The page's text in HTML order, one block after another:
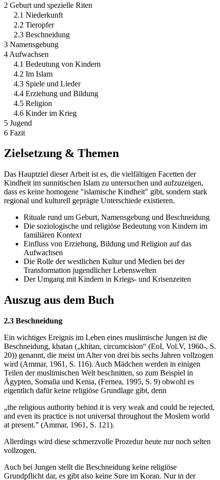
2 Geburt und spezielle Riten
2.1 Niederkunft
2.2 Tieropfer
2.3 Beschneidung
3 Namensgebung
4 Aufwachsen
4.1 Bedeutung von Kindern
4.2 Im Islam
4.3 Spiele und Lieder
4.4 Erziehung und Bildung
4.5 Religion
4.6 Kinder im Krieg
5 Jugend
6 Fazit
Zielsetzung & Themen
Das Hauptziel dieser Arbeit ist es, die vielfältigen Facetten der
Kindheit im sunnitischen Islam zu untersuchen und aufzuzeigen,
dass es keine homogene "islamische Kindheit" gibt, sondern stark
regional und kulturell geprägte Unterschiede existieren.
Rituale rund um Geburt, Namensgebung und Beschneidung
Die soziologische und religiöse Bedeutung von Kindern im
familiären Kontext
Einfluss von Erziehung, Bildung und Religion auf das
Aufwachsen
Die Rolle der westlichen Kultur und Medien bei der
Transformation jugendlicher Lebenswelten
Der Umgang mit Kindern in Kriegs- und Krisenzeiten
Auszug aus dem Buch
2.3 Beschneidung
Ein wichtiges Ereignis im Leben eines muslimische Jungen ist die
Beschneidung, khatan („khitan, circumcision“ (EoI, Vol.V, 1960-, S.
20)) genannt, die meist im Alter von drei bis sechs Jahren vollzogen
wird (Ammar, 1961, S. 116). Auch Mädchen werden in einigen
Teilen der muslimischen Welt beschnitten, so zum Beispiel in
Ägypten, Somalia und Kenia, (Fernea, 1995, S. 9) obwohl es
eigentlich dafür keine religiöse Grundlage gibt, denn
„the religious authority behind it is very weak and could be rejected,
and even its practice is not universal throughout the Moslem world
at present.” (Ammar, 1961, S. 121).
Allerdings wird diese schmerzvolle Prozedur heute nur noch selten
vollzogen.
Auch bei Jungen stellt die Beschneidung keine religiöse
Grundpflicht dar, es gibt also keine Sure im Koran. Nur in der